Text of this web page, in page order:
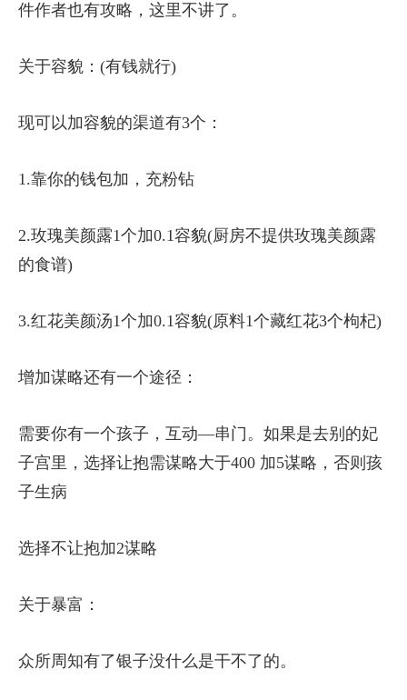
件作者也有攻略，这里不讲了。
关于容貌：(有钱就行)
现可以加容貌的渠道有3个：
1.靠你的钱包加，充粉钻
2.玫瑰美颜露1个加0.1容貌(厨房不提供玫瑰美颜露
的食谱)
3.红花美颜汤1个加0.1容貌(原料1个藏红花3个枸杞)
增加谋略还有一个途径：
需要你有一个孩子，互动—串门。如果是去别的妃
子宫里，选择让抱需谋略大于400 加5谋略，否则孩
子生病
选择不让抱加2谋略
关于暴富：
众所周知有了银子没什么是干不了的。